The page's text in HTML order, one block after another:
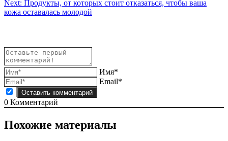
по
Next: Продукты, от которых стоит отказаться, чтобы ваша
кожа оставалась молодой
Имя*
Email*
0 Комментарий
Похожие материалы